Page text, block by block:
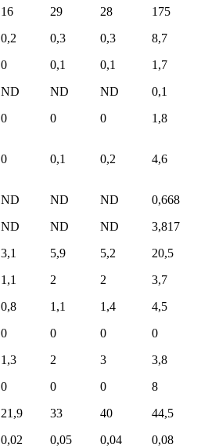
16 29 28
175
0,2 0,3 0,3
8,7
0 0,1 0,1
1,7
ND ND ND 0,1
0 0 0 1,8
0 0,1 0,2 4,6
ND ND ND
0,668
ND ND ND
3,817
3,1 5,9 5,2
20,5
1,1 2 2
3,7
0,8 1,1 1,4
4,5
0 0 0
0
1,3 2 3
3,8
0 0 0
8
21,9 33 40
44,5
0,02 0,05 0,04
0,08